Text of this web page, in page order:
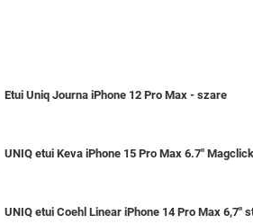
Etui Uniq Journa iPhone 12 Pro Max - szare
UNIQ etui Keva iPhone 15 Pro Max 6.7"
UNIQ etui Coehl Linear iPhone 14 Pro Max 6,7"